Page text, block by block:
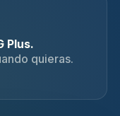
Plus.
quieras.